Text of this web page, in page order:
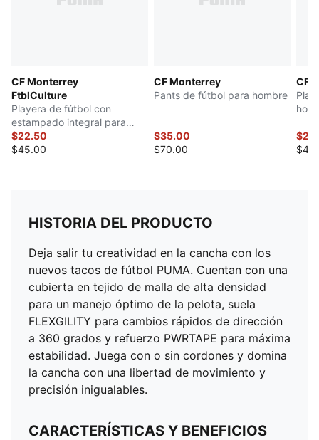
CF Monterrey
FtblCulture
Playera de fútbol con
estampado integral para
hombre
$22.50
$45.00
CF Monterrey
Pants de fútbol para hombre
$35.00
$70.00
CF
HISTORIA DEL PRODUCTO
Deja salir tu creatividad en la cancha con los
nuevos tacos de fútbol PUMA. Cuentan con una
cubierta en tejido de malla de alta densidad
para un manejo óptimo de la pelota, suela
FLEXGILITY para cambios rápidos de dirección
a 360 grados y refuerzo PWRTAPE para máxima
estabilidad. Juega con o sin cordones y domina
la cancha con una libertad de movimiento y
precisión inigualables.
CARACTERÍSTICAS Y BENEFICIOS